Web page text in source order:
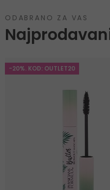
ODABRANO ZA VAS
-20%. KOD: OUTLET20